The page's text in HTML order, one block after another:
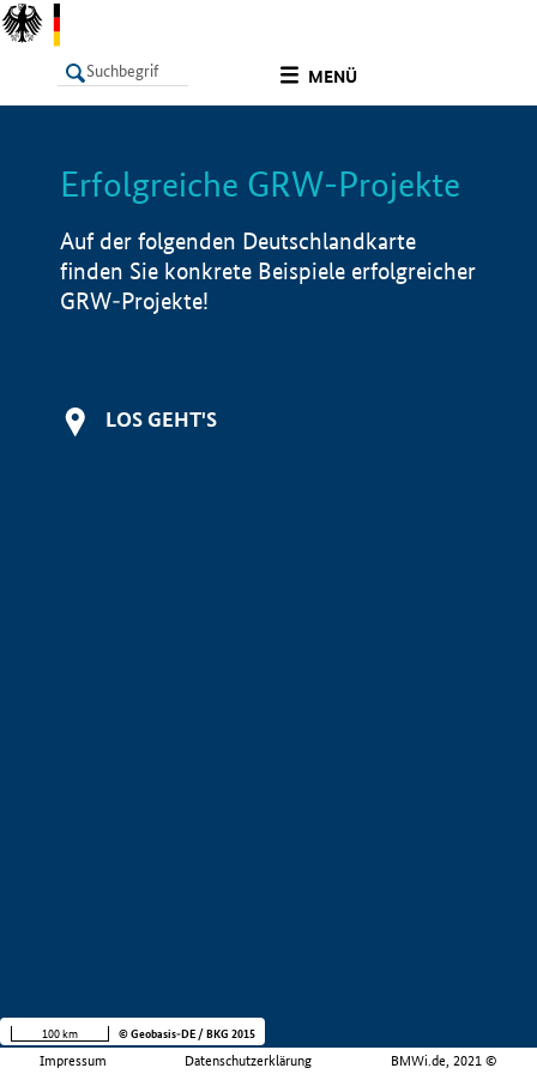
MENÜ
LISTE Info
Erfolgreiche GRW-Projekte
Auf der folgenden Deutschlandkarte
finden Sie konkrete Beispiele erfolgreicher
GRW-Projekte!
LOS GEHT'S
Impressum Datenschutzerklärung BMWi.de, 2021 ©
100 km © Geobasis-DE / BKG 2015